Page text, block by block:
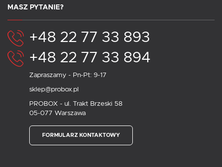
MASZ PYTANIE?
+48 22 77 33 893
+48 22 77 33 894
Zapraszamy - Pn-Pt: 9-17
sklep@probox.pl
PROBOX - ul. Trakt Brzeski 58
05-077 Warszawa
FORMULARZ KONTAKTOWY